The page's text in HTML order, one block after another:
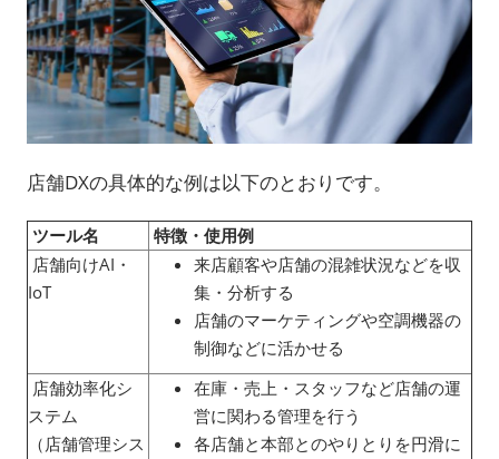
店舗DXの具体的な例は以下のとおりです。
ツール名
特徴・使用例
店舗向けAI・
IoT
来店顧客や店舗の混雑状況などを収
集・分析する
店舗のマーケティングや空調機器の
制御などに活かせる
店舗効率化シ
ステム
（店舗管理シス
在庫・売上・スタッフなど店舗の運
営に関わる管理を行う
各店舗と本部とのやりとりを円滑に